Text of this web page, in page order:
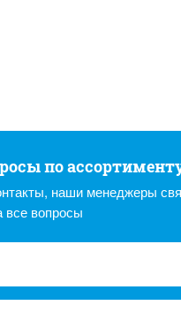
по
наши менеджеры
все вопросы